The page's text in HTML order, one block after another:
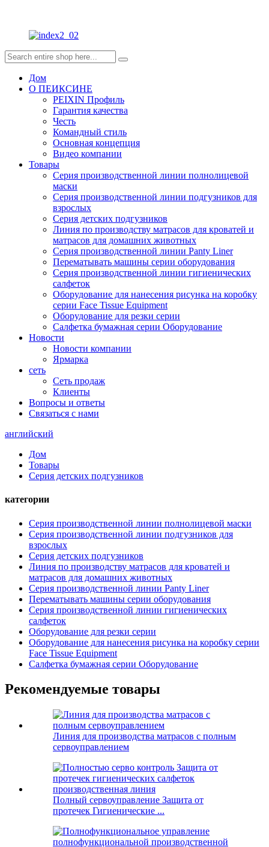
Дом
О ПЕИКСИНЕ
PEIXIN Профиль
Гарантия качества
Честь
Командный стиль
Основная концепция
Видео компании
Товары
Серия производственной линии полнолицевой
маски
Серия производственной линии подгузников для
взрослых
Серия детских подгузников
Линия по производству матрасов для кроватей и
матрасов для домашних животных
Серия производственной линии Panty Liner
Перематывать машины серии оборудования
Серия производственной линии гигиенических
салфеток
Оборудование для нанесения рисунка на коробку
серии Face Tissue Equipment
Оборудование для резки серии
Салфетка бумажная серии Оборудование
Новости
Новости компании
Ярмарка
сеть
Сеть продаж
Клиенты
Вопросы и ответы
Связаться с нами
английский
Дом
Товары
Серия детских подгузников
категории
Серия производственной линии полнолицевой маски
Серия производственной линии подгузников для
взрослых
Серия детских подгузников
Линия по производству матрасов для кроватей и
матрасов для домашних животных
Серия производственной линии Panty Liner
Перематывать машины серии оборудования
Серия производственной линии гигиенических
салфеток
Оборудование для резки серии
Оборудование для нанесения рисунка на коробку серии
Face Tissue Equipment
Салфетка бумажная серии Оборудование
Рекомендуемые товары
Линия для производства матрасов с полным
сервоуправлением
Полный сервоуправление Защита от
протечек Гигиенические ...